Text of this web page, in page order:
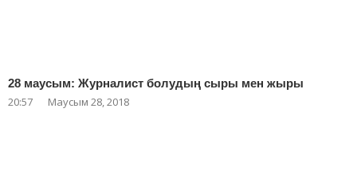
28 маусым: Журналист болудың сыры мен жыры
20:57 Маусым 28, 2018